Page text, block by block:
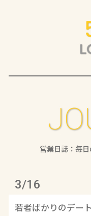
営業日誌：毎日
3/16
若者ばかりのデー